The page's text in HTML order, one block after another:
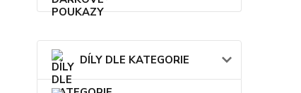
DÍLY DLE KATEGORIE